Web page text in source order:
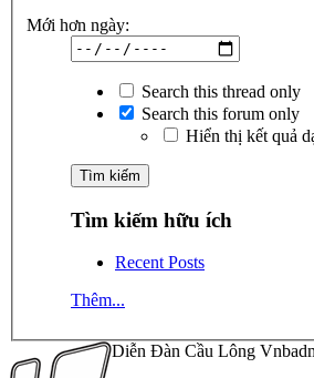
Mới hơn ngày:
Search this thread only
Search this forum only
Hiển thị kết quả
Tìm kiếm hữu ích
Recent Posts
Thêm...
Diễn Đàn Cầu Lông